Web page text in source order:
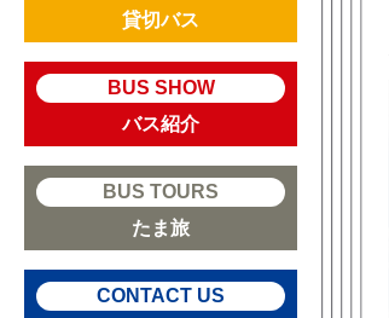
貸切バス
BUS SHOW
バス紹介
BUS TOURS
たま旅
CONTACT US